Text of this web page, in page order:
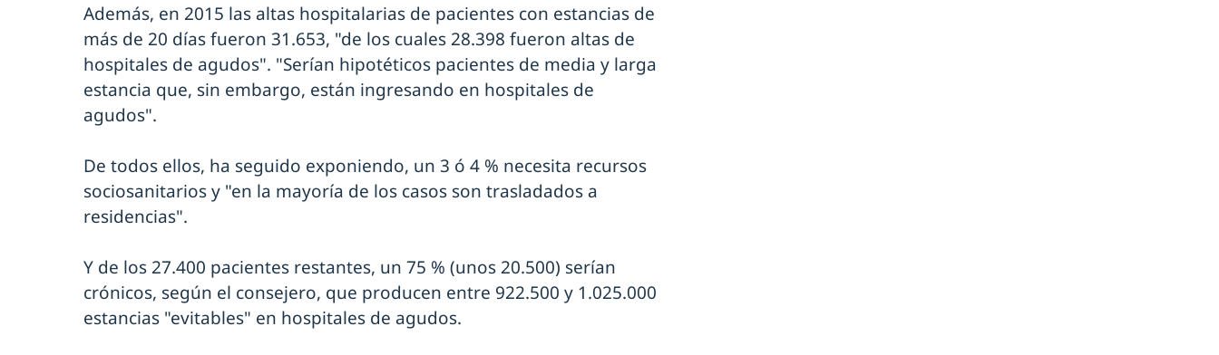
Además, en 2015 las altas hospitalarias de pacientes con estancias de
más de 20 días fueron 31.653, "de los cuales 28.398 fueron altas de
hospitales de agudos". "Serían hipotéticos pacientes de media y larga
estancia que, sin embargo, están ingresando en hospitales de
agudos".
De todos ellos, ha seguido exponiendo, un 3 ó 4 % necesita recursos
sociosanitarios y "en la mayoría de los casos son trasladados a
residencias".
Y de los 27.400 pacientes restantes, un 75 % (unos 20.500) serían
crónicos, según el consejero, que producen entre 922.500 y 1.025.000
estancias "evitables" en hospitales de agudos.